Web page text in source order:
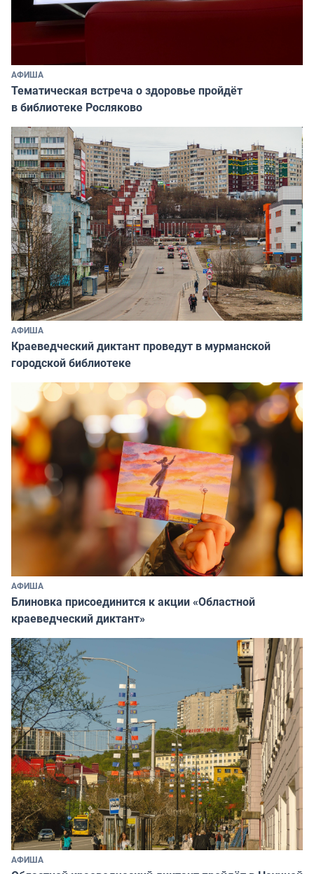
АФИША
Тематическая встреча о здоровье пройдёт
в библиотеке Росляково
АФИША
Краеведческий диктант проведут в мурманской
городской библиотеке
АФИША
Блиновка присоединится к акции «Областной
краеведческий диктант»
АФИША